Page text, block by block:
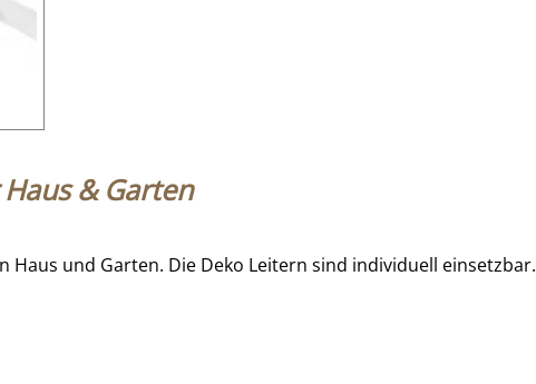
& Garten
und Garten. Die Deko Leitern sind individuell einsetzbar.